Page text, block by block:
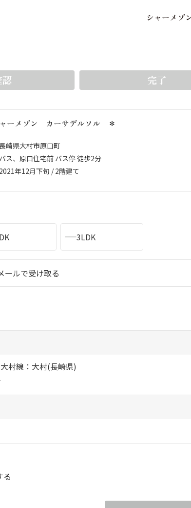
シ ャーメ ゾ
中部
市区郡・路線・駅から探
ツアー
受け取ることができます。5件まで登録可能
完了
ーメゾン カーサデルソル ＊
崎県大村市原口町
バス、原口住宅前 バス停 徒歩2分
2021年12月下旬 / 2階建て
3LDK
ールで受け取る
村線：大村(長崎県)
る